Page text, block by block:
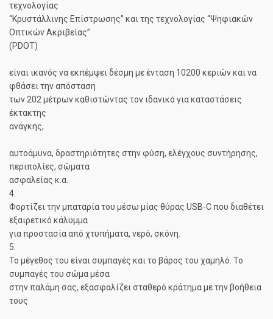
τεχνολογίας
“Κρυστάλλινης Επίστρωσης” και της τεχνολογίας “Ψηφιακών
Οπτικών Ακριβείας”
(PDOT)
είναι ικανός να εκπέμψει δέσμη με ένταση 10200 κεριών και να
φθάσει την απόσταση
των 202 μέτρων καθιστώντας τον ιδανικό για καταστάσεις
έκτακτης
ανάγκης,
αυτοάμυνα, δραστηριότητες στην φύση, ελέγχους συντήρησης,
περιπολίες, σώματα
ασφαλείας κ.α.
4.
Φορτίζει την μπαταρία του μέσω μίας θύρας USB-C που διαθέτει
εξαιρετικό κάλυμμα
για προστασία από χτυπήματα, νερό, σκόνη.
5.
Το μέγεθος του είναι συμπαγές και το βάρος του χαμηλό. Το
συμπαγές του σώμα μέσα
στην παλάμη σας, εξασφαλίζει σταθερό κράτημα με την βοήθεια
τους